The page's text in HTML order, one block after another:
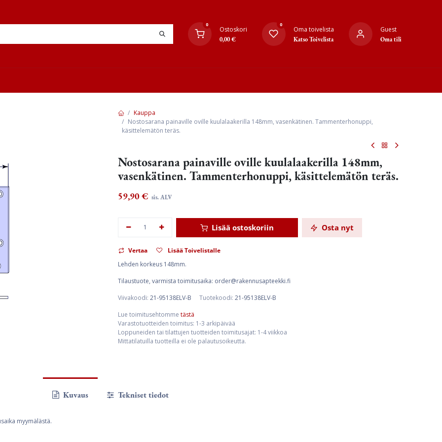
0
Ostoskori
0,00€
0
Oma toivelista
Katso Toivelista
Guest
Oma tili
Kauppa
Nostosarana painaville oville kuulalaakerilla 148mm, vasenkätinen. Tammenterhonuppi,
käsittelemätön teräs.
Nostosarana painaville oville kuulalaakerilla 148mm,
vasenkätinen. Tammenterhonuppi, käsittelemätön teräs.
59,90 € sis. ALV
Lisää ostoskoriin Osta nyt
Vertaa
Lisää Toivelistalle
Lehden korkeus 148mm.
Tilaustuote, varmista toimitusaika: order@rakennusapteekki.fi
Viivakoodi: 21-95138ELV-B Tuotekoodi: 21-95138ELV-B
Lue toimitusehtomme tästä
Varastotuotteiden toimitus: 1-3 arkipäivää
Loppuneiden tai tilattujen tuotteiden toimitusajat: 1-4 viikkoa
Mittatilatuilla tuotteilla ei ole palautusoikeutta.
Kuvaus Tekniset tiedot
myymälästä.